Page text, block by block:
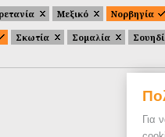
Για
Μεξικό Νορβηγία
Σκωτία Σομαλία